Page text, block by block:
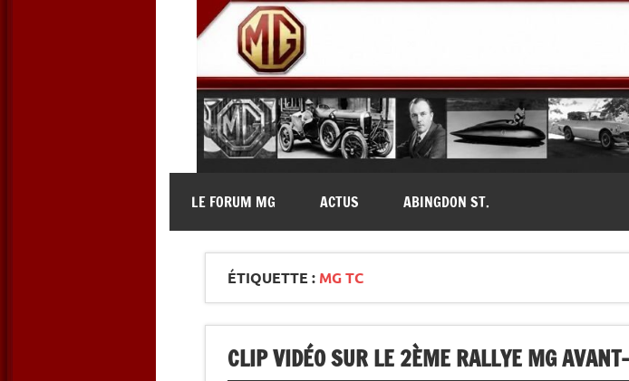
MG Contact
LE FORUM MG ACTUS ABINGDON ST.
ÉTIQUETTE : MG TC
CLIP VIDÉO SUR LE 2ÈME RALLYE MG